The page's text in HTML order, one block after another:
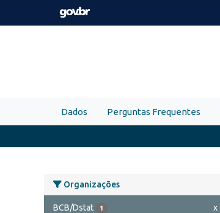
Skip to main content
Dados Perguntas Frequentes
Organizações
BCB/Dstat 1 x